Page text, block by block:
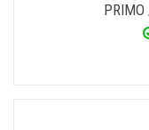
PRIMO